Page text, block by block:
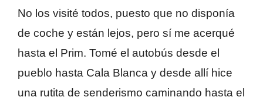
No los visité todos, puesto que no disponía
de coche y están lejos, pero sí me acerqué
hasta el Prim. Tomé el autobús desde el
pueblo hasta Cala Blanca y desde allí hice
una rutita de senderismo caminando hasta el